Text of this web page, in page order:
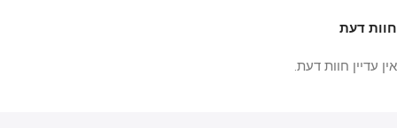
חוות דעת
אין עדיין חוות דעת.